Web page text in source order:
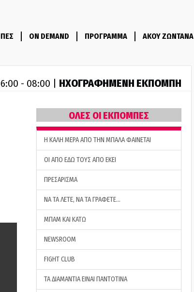
ON DEMAND ΠΡΟΓΡΑΜΜΑ ΑΚΟΥ ΖΩΝΤΑΝΑ
- 08:00 | ΗΧΟΓΡΑΦΗΜΕΝΗ ΕΚΠΟΜΠΗ
ΟΛΕΣ ΟΙ ΕΚΠΟΜΠΕΣ
H ΚΑΛΗ ΜΕΡΑ ΑΠΟ ΤΗΝ ΜΠΑΛΑ ΦΑΙΝΕΤΑΙ
ΟΙ ΑΠΟ ΕΔΩ ΤΟΥΣ ΑΠΟ ΕΚΕΙ
ΠΡΕΣΑΡΙΣΜΑ
ΝΑ ΤΑ ΛΕΤΕ, ΝΑ ΤΑ ΓΡΑΦΕΤΕ…
ΜΠΑΜ ΚΑΙ ΚΑΤΩ
NEWSROOM
FIGHT CLUB
ΤΑ ΔΙΑΜΑΝΤΙΑ ΕΙΝΑΙ ΠΑΝΤΟΤΙΝΑ